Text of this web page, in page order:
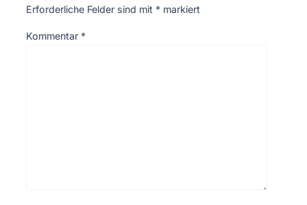
Erforderliche Felder sind mit * markiert
Kommentar *